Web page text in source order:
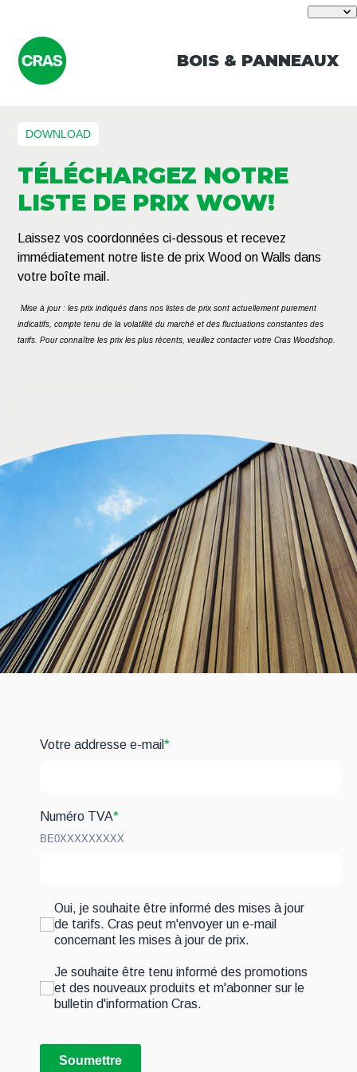
BOIS & PANNEAUX
DOWNLOAD
TÉLÉCHARGEZ NOTRE
LISTE DE PRIX WOW!
Laissez vos coordonnées ci-dessous et recevez
immédiatement notre liste de prix Wood on Walls dans
votre boîte mail.
Mise à jour : les prix indiqués dans nos listes de prix sont actuellement purement
indicatifs, compte tenu de la volatilité du marché et des fluctuations constantes des
tarifs. Pour connaître les prix les plus récents, veuillez contacter votre Cras Woodshop.
Votre addresse e-mail*
Numéro TVA*
BE0XXXXXXXXX
Oui, je souhaite être informé des mises à jour
de tarifs. Cras peut m'envoyer un e-mail
concernant les mises à jour de prix.
Je souhaite être tenu informé des promotions
et des nouveaux produits et m'abonner sur le
bulletin d'information Cras.
Soumettre